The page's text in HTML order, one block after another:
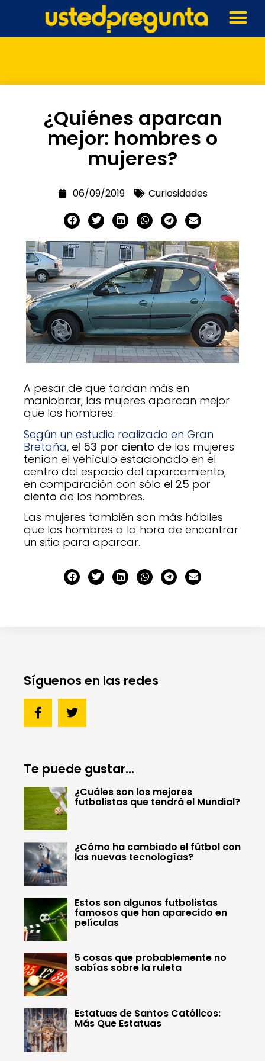
¿Quiénes aparcan
mejor: hombres o
mujeres?
06/09/2019 Curiosidades
A pesar de que tardan más en
maniobrar, las mujeres aparcan mejor
que los hombres.
Según un estudio realizado en Gran
Bretaña, el 53 por ciento de las mujeres
tenían el vehículo estacionado en el
centro del espacio del aparcamiento,
en comparación con sólo el 25 por
ciento de los hombres.
Las mujeres también son más hábiles
que los hombres a la hora de encontrar
un sitio para aparcar.
Síguenos en las redes
Te puede gustar...
¿Cuáles son los mejores
futbolistas que tendrá el Mundial?
¿Cómo ha cambiado el fútbol con
las nuevas tecnologías?
Estos son algunos futbolistas
famosos que han aparecido en
películas
5 cosas que probablemente no
sabías sobre la ruleta
Estatuas de Santos Católicos:
Más Que Estatuas